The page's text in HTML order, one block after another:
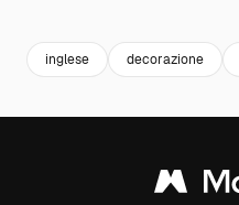
inglese decorazione